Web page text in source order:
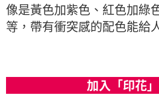
像是黃色加紫色、紅色加綠
等，帶有衝突感的配色能給
加入「印花